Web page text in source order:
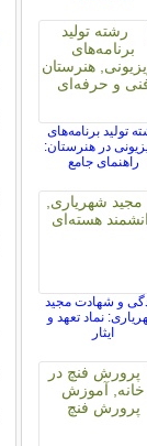
تولید برنامه‌های
در هنرستان:
راهنمای جامع
و شهادت مجید
نماد تعهد و
ایثار